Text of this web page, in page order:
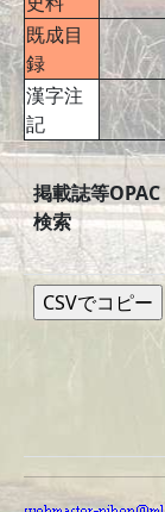
既成目
録
漢字注
記
掲載誌等OPAC
検索